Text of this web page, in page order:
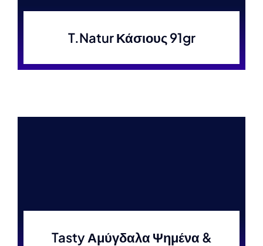
T.Natur Κάσιους 91gr
Tasty Αμύγδαλα Ψημένα &